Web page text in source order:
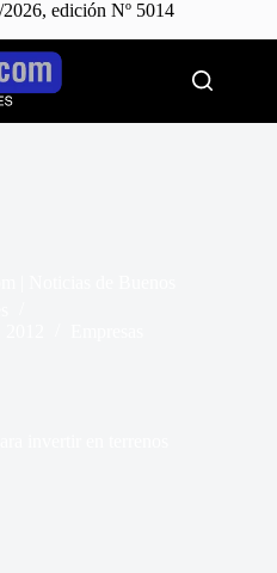
edición Nº 5014